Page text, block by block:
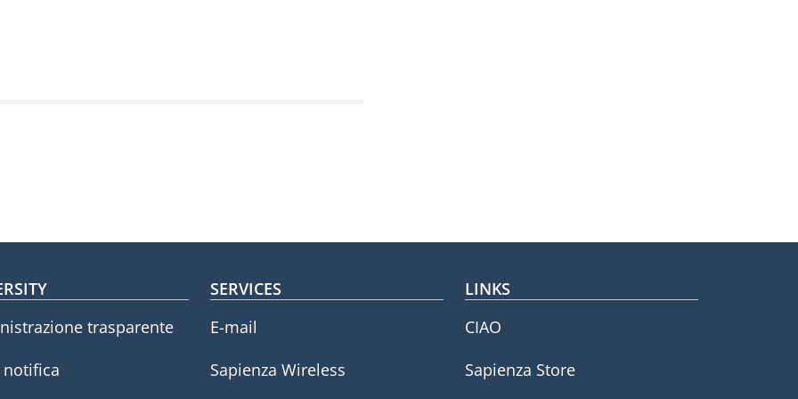
menu
trasparente
SERVICES
E-mail
Sapienza Wireless
LINKS
CIAO
Sapienza Store